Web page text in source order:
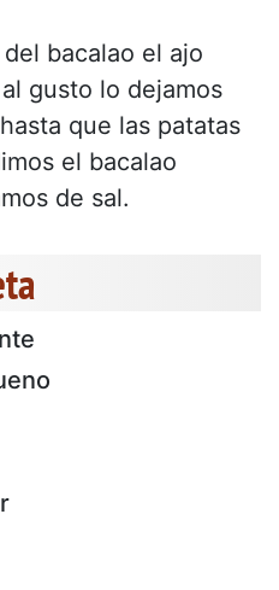
bacalao el ajo
gusto lo dejamos
que las patatas
el bacalao
de sal.